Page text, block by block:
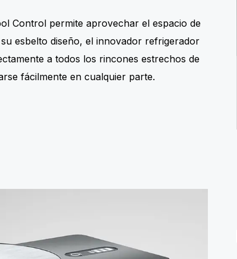
Control permite aprovechar el espacio de
esbelto diseño, el innovador refrigerador
a todos los rincones estrechos de
fácilmente en cualquier parte.